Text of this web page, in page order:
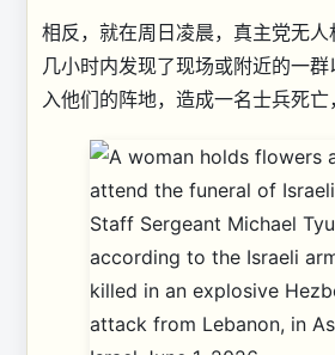
相反，就在周日凌晨，真主党无
几小时内发现了现场或附近的一
入他们的阵地，造成一名士兵死亡